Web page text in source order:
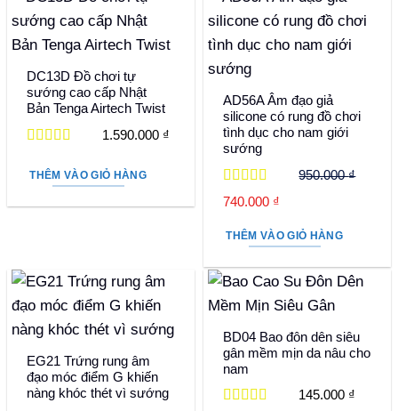
DC13D Đồ chơi tự
sướng cao cấp Nhật
Bản Tenga Airtech Twist
hạng55 sao
1.590.000 ₫
THÊM VÀO GIỎ HÀNG
AD56A Âm đạo giả
silicone có rung đồ chơi
tình dục cho nam giới
sướng
Được xếp
hạng55 sao
950.000₫
Giá
là:
740.000 ₫
tại
740.000 ₫.
THÊM VÀO GIỎ HÀNG
EG21 Trứng rung âm
đạo móc điểm G khiến
nàng khóc thét vì sướng
BD04 Bao đôn dên siêu
gân mềm mịn da nâu cho
nam
145.000 ₫